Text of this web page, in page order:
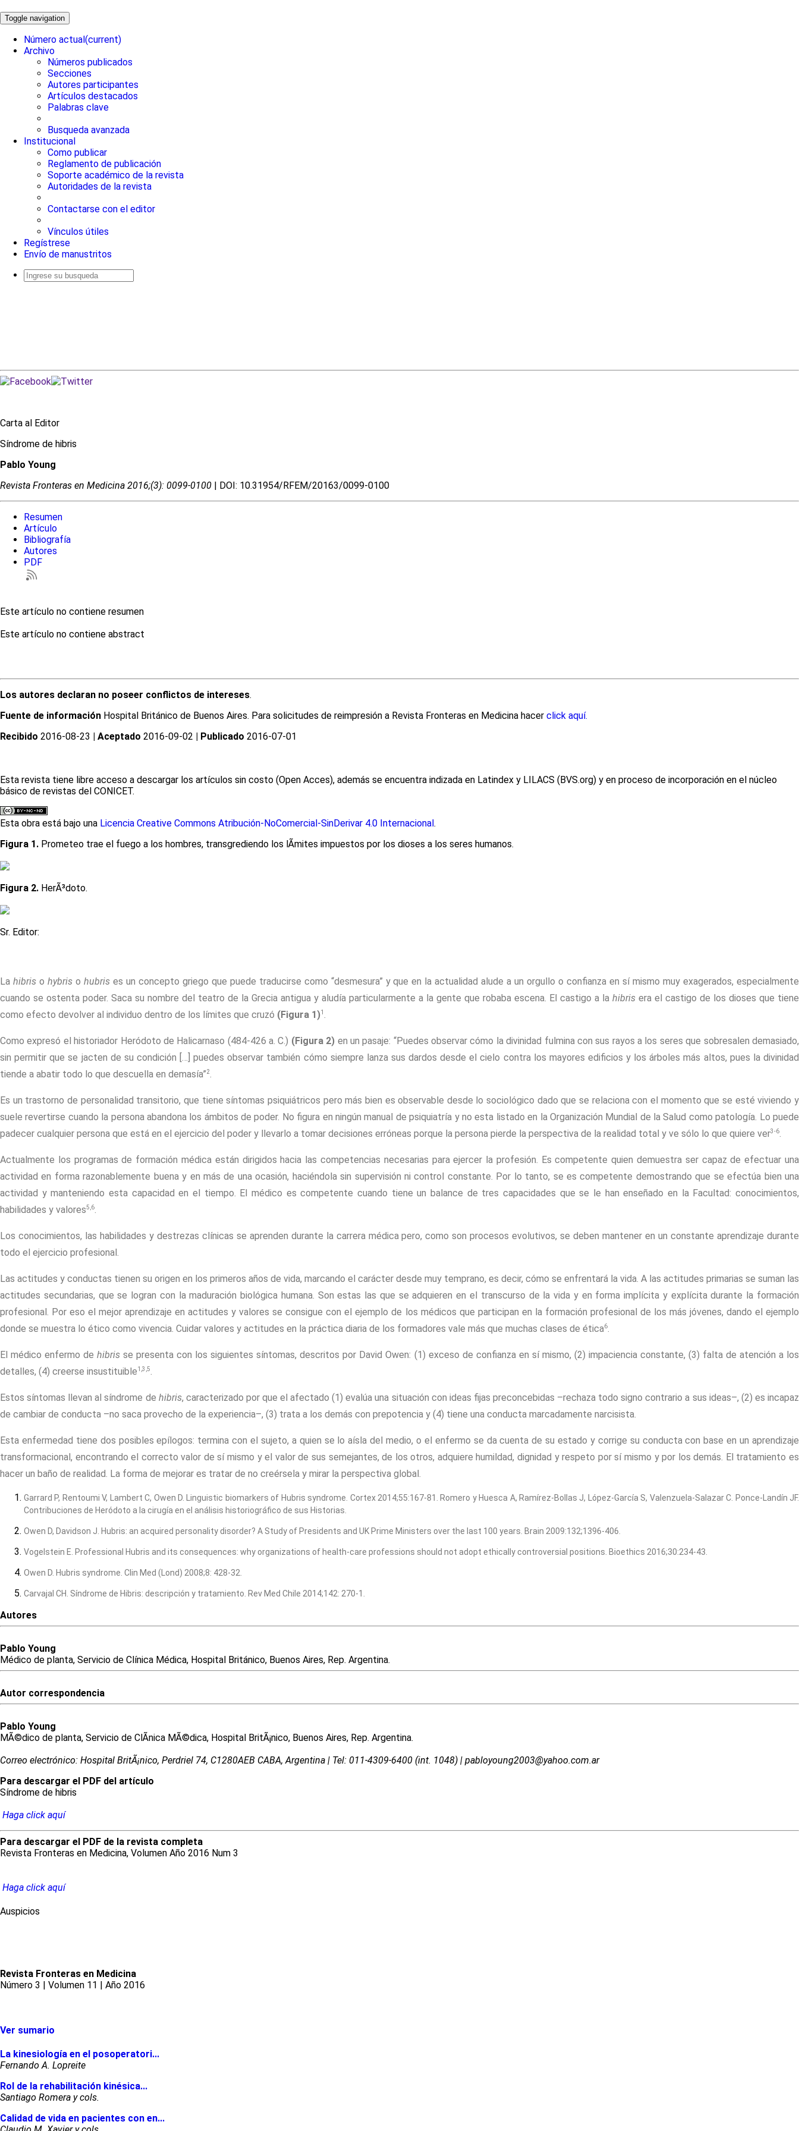
Toggle navigation
Número actual(current)
Archivo
Números publicados
Secciones
Autores participantes
Artículos destacados
Palabras clave
Busqueda avanzada
Institucional
Como publicar
Reglamento de publicación
Soporte académico de la revista
Autoridades de la revista
Contactarse con el editor
Vínculos útiles
Regístrese
Envío de manustritos
Carta al Editor
Síndrome de hibris
Pablo Young
Revista Fronteras en Medicina 2016;(3): 0099-0100 | DOI: 10.31954/RFEM/20163/0099-0100
Resumen
Artículo
Bibliografía
Autores
PDF
Este artículo no contiene resumen
Este artículo no contiene abstract
Los autores declaran no poseer conflictos de intereses.
Fuente de información Hospital Británico de Buenos Aires. Para solicitudes de reimpresión a Revista Fronteras en Medicina hacer click aquí.
Recibido 2016-08-23 | Aceptado 2016-09-02 | Publicado 2016-07-01
Esta revista tiene libre acceso a descargar los artículos sin costo (Open Acces), además se encuentra indizada en Latindex y LILACS (BVS.org) y en proceso de incorporación en el núcleo
básico de revistas del CONICET.
Esta obra está bajo una Licencia Creative Commons Atribución-NoComercial-SinDerivar 4.0 Internacional .
Figura 1. Prometeo trae el fuego a los hombres, transgrediendo los lÃ­mites impuestos por los dioses a los seres humanos.
Figura 2. HerÃ³doto.
Sr. Editor:
La hibriso hybriso hubrises un concepto griego que puede traducirse como “desmesura” y que en la actualidad alude a un orgullo o confianza en sí mismo muy exagerados, especialmente
cuando se ostenta poder. Saca su nombre del teatro de la Grecia antigua y aludía particularmente a la gente que robaba escena. El castigo a la hibris era el castigo de los dioses que tiene
como efecto devolver al individuo dentro de los límites que cruzó (Figura 1)1 .
Como expresó el historiador Heródoto de Halicarnaso (484-426 a. C.) (Figura 2) en un pasaje: “Puedes observar cómo la divinidad fulmina con sus rayos a los seres que sobresalen demasiado,
sin permitir que se jacten de su condición […] puedes observar también cómo siempre lanza sus dardos desde el cielo contra los mayores edificios y los árboles más altos, pues la divinidad
tiende a abatir todo lo que descuella en demasía”2.
Es un trastorno de personalidad transitorio, que tiene síntomas psiquiátricos pero más bien es observable desde lo sociológico dado que se relaciona con el momento que se esté viviendo y
suele revertirse cuando la persona abandona los ámbitos de poder. No figura en ningún manual de psiquiatría y no esta listado en la Organización Mundial de la Salud como patología. Lo puede
padecer cualquier persona que está en el ejercicio del poder y llevarlo a tomar decisiones erróneas porque la persona pierde la perspectiva de la realidad total y ve sólo lo que quiere ver3-6.
Actualmente los programas de formación médica están dirigidos hacia las competencias necesarias para ejercer la profesión. Es competente quien demuestra ser capaz de efectuar una
actividad en forma razonablemente buena y en más de una ocasión, haciéndola sin supervisión ni control constante. Por lo tanto, se es competente demostrando que se efectúa bien una
actividad y manteniendo esta capacidad en el tiempo. El médico es competente cuando tiene un balance de tres capacidades que se le han enseñado en la Facultad: conocimientos,
habilidades y valores5,6.
Los conocimientos, las habilidades y destrezas clínicas se aprenden durante la carrera médica pero, como son procesos evolutivos, se deben mantener en un constante aprendizaje durante
todo el ejercicio profesional.
Las actitudes y conductas tienen su origen en los primeros años de vida, marcando el carácter desde muy temprano, es decir, cómo se enfrentará la vida. A las actitudes primarias se suman las
actitudes secundarias, que se logran con la maduración biológica humana. Son estas las que se adquieren en el transcurso de la vida y en forma implícita y explícita durante la formación
profesional. Por eso el mejor aprendizaje en actitudes y valores se consigue con el ejemplo de los médicos que participan en la formación profesional de los más jóvenes, dando el ejemplo
donde se muestra lo ético como vivencia. Cuidar valores y actitudes en la práctica diaria de los formadores vale más que muchas clases de ética6.
El médico enfermo dehibris se presenta con los siguientes síntomas, descritos por David Owen: (1) exceso de confianza en sí mismo, (2) impaciencia constante, (3) falta de atención a los
detalles, (4) creerse insustituible1,3,5.
Estos síntomas llevan al síndrome de hibris, caracterizado por que el afectado (1) evalúa una situación con ideas fijas preconcebidas –rechaza todo signo contrario a sus ideas–, (2) es incapaz
de cambiar de conducta –no saca provecho de la experiencia–, (3) trata a los demás con prepotencia y (4) tiene una conducta marcadamente narcisista.
Esta enfermedad tiene dos posibles epílogos: termina con el sujeto, a quien se lo aísla del medio, o el enfermo se da cuenta de su estado y corrige su conducta con base en un aprendizaje
transformacional, encontrando el correcto valor de sí mismo y el valor de sus semejantes, de los otros, adquiere humildad, dignidad y respeto por sí mismo y por los demás. El tratamiento es
hacer un baño de realidad. La forma de mejorar es tratar de no creérsela y mirar la perspectiva global.
Garrard P, Rentoumi V, Lambert C, Owen D. Linguistic biomarkers of Hubris syndrome. Cortex 2014;55:167-81. Romero y Huesca A, Ramírez-Bollas J, López-García S, Valenzuela-Salazar C. Ponce-Landín JF.
Contribuciones de Heródoto a la cirugía en el análisis historiográfico de sus Historias.
Owen D, Davidson J. Hubris: an acquired personality disorder? A Study of Presidents and UK Prime Ministers over the last 100 years. Brain 2009:132;1396-406.
Vogelstein E. Professional Hubris and its consequences: why organizations of health-care professions should not adopt ethically controversial positions. Bioethics 2016;30:234-43.
Owen D. Hubris syndrome. Clin Med (Lond) 2008;8: 428-32.
Carvajal CH. Síndrome de Hibris: descripción y tratamiento. Rev Med Chile 2014;142: 270-1.
Autores
Pablo Young
Médico de planta, Servicio de Clínica Médica, Hospital Británico, Buenos Aires, Rep. Argentina.
Autor correspondencia
Pablo Young
MÃ©dico de planta, Servicio de ClÃ­nica MÃ©dica, Hospital BritÃ¡nico, Buenos Aires, Rep. Argentina.
Correo electrónico: Hospital BritÃ¡nico, Perdriel 74, C1280AEB CABA, Argentina | Tel: 011-4309-6400 (int. 1048) | pabloyoung2003@yahoo.com.ar
Para descargar el PDF del artículo
Síndrome de hibris
Haga click aquí
Para descargar el PDF de la revista completa
Revista Fronteras en Medicina, Volumen Año 2016 Num 3
Haga click aquí
Auspicios
Revista Fronteras en Medicina
Número 3 | Volumen 11 | Año 2016
Ver sumario
La kinesiología en el posoperatori...
Fernando A. Lopreite
Rol de la rehabilitación kinésica...
Santiago Romera y cols.
Calidad de vida en pacientes con en...